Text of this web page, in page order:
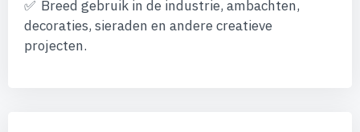
Breed gebruik in de industrie, ambachten,
decoraties, sieraden en andere creatieve
projecten.